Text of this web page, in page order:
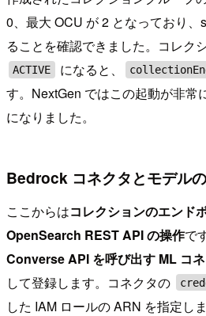
0、最大 OCU が 2 となっており
ることを確認できました。コレク
ACTIVE になると、
す。NextGen ではこの起動が非常
になりました。
Bedrock コネクタとモデル
ここからはコレクションのエンド
OpenSearch REST API の操作で
Converse API を呼び出す ML コ
して登録します。コネクタの
した IAM ロールの ARN を指定し